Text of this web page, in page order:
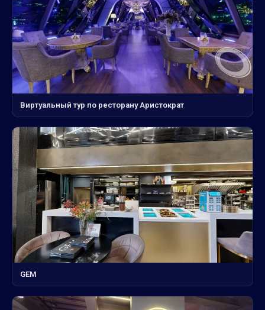
Виртуальный тур по ресторану Аристократ
GEM